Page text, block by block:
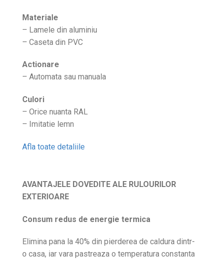
Materiale
– Lamele din aluminiu
– Caseta din PVC
Actionare
– Automata sau manuala
Culori
– Orice nuanta RAL
– Imitatie lemn
Afla toate detaliile
AVANTAJELE DOVEDITE ALE RULOURILOR
EXTERIOARE
Consum redus de energie termica
Elimina pana la 40% din pierderea de caldura dintr-
o casa, iar vara pastreaza o temperatura constanta